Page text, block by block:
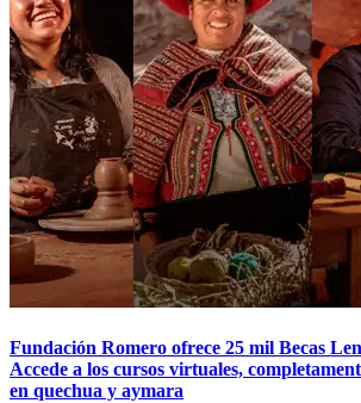
Fundación Romero ofrece 25 mil Becas
Accede a los cursos virtuales,
en quechua y aymara